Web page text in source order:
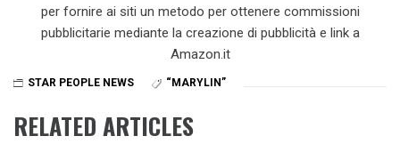
per fornire ai siti un metodo per ottenere commissioni
pubblicitarie mediante la creazione di pubblicità e link a
Amazon.it
STAR PEOPLE NEWS “MARYLIN”
RELATED ARTICLES